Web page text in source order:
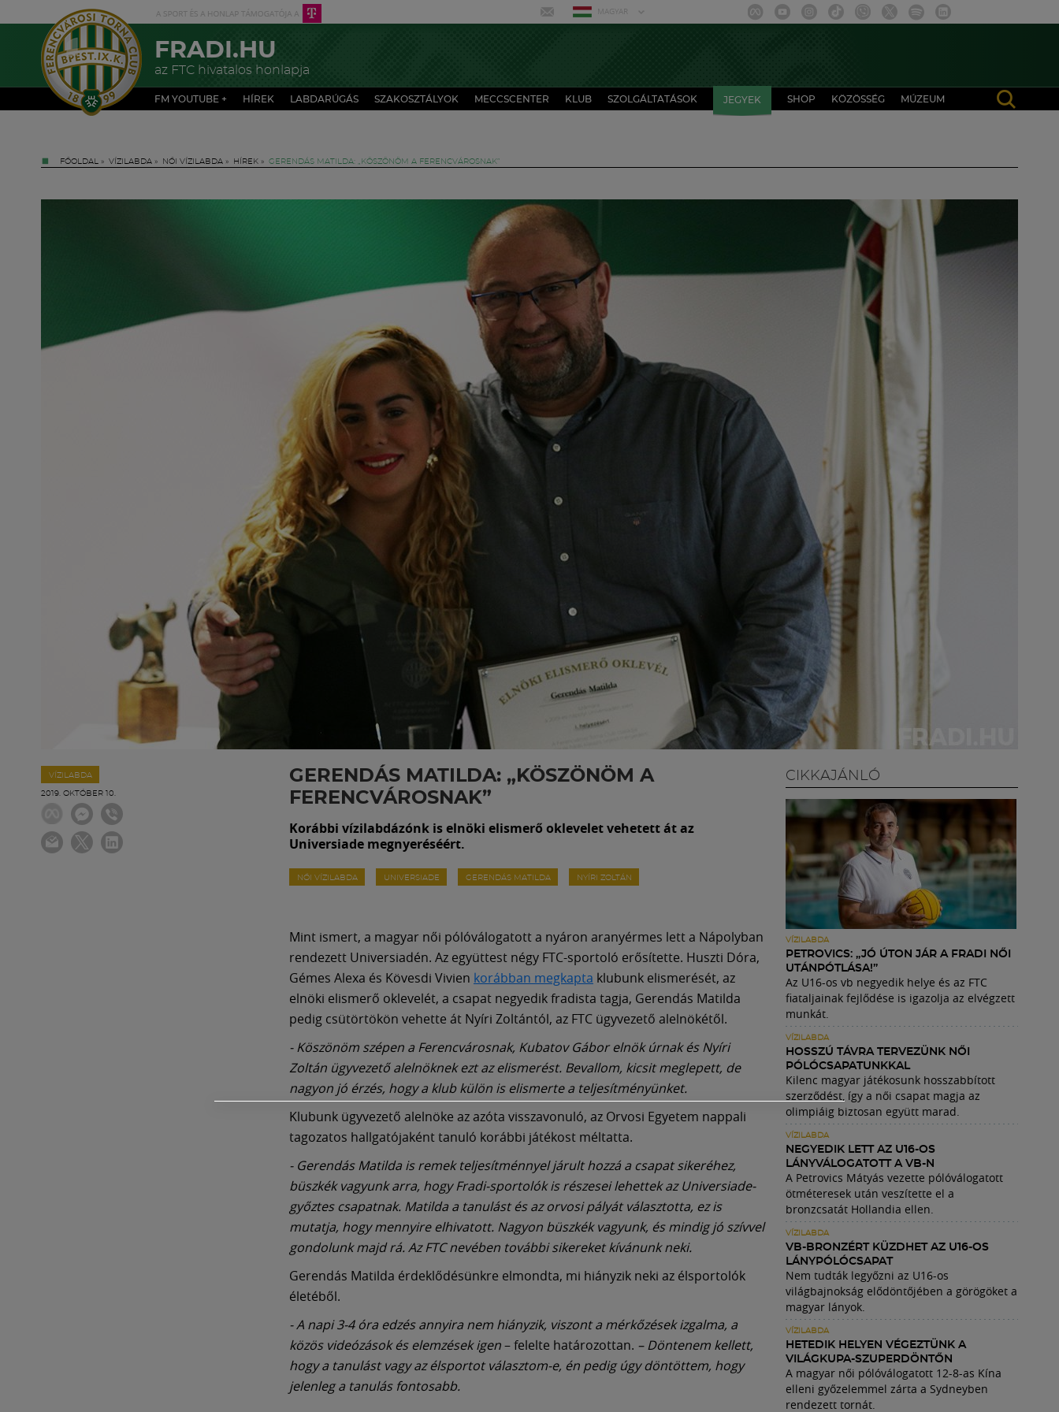
MAGYAR
FRADI.HU
az FTC hivatalos honlapja
FM YOUTUBE + HÍREK LABDARÚGÁS SZAKOSZTÁLYOK MECCSCENTER KLUB SZOLGÁLTATÁSOK JEGYEK SHOP KÖZÖSSÉG MÚZEUM
FŐOLDAL » VÍZILABDA » NŐI VÍZILABDA » HÍREK » GERENDÁS MATILDA: „KÖSZÖNÖM A FERENCVÁROSNAK”
VÍZILABDA
2019. OKTÓBER 10.
GERENDÁS MATILDA: „KÖSZÖNÖM A
FERENCVÁROSNAK”
Korábbi vízilabdázónk is elnöki elismerő oklevelet vehetett át az
Universiade megnyeréséért.
NŐI VÍZILABDA UNIVERSIADE GERENDÁS MATILDA NYÍRI ZOLTÁN
Mint ismert, a magyar női pólóválogatott a nyáron aranyérmes lett a Nápolyban
rendezett Universiadén. Az együttest négy FTC-sportoló erősítette. Huszti Dóra,
Gémes Alexa és Kövesdi Vivien korábban megkapta klubunk elismerését, az
elnöki elismerő oklevelét, a csapat negyedik fradista tagja, Gerendás Matilda
pedig csütörtökön vehette át Nyíri Zoltántól, az FTC ügyvezető alelnökétől.
- Köszönöm szépen a Ferencvárosnak, Kubatov Gábor elnök úrnak és Nyíri
Zoltán ügyvezető alelnöknek ezt az elismerést. Bevallom, kicsit meglepett, de
nagyon jó érzés, hogy a klub külön is elismerte a teljesítményünket.
Klubunk ügyvezető alelnöke az azóta visszavonuló, az Orvosi Egyetem nappali
tagozatos hallgatójaként tanuló korábbi játékost méltatta.
- Gerendás Matilda is remek teljesítménnyel járult hozzá a csapat sikeréhez,
büszkék vagyunk arra, hogy Fradi-sportolók is részesei lehettek az Universiade-
győztes csapatnak. Matilda a tanulást és az orvosi pályát választotta, ez is
mutatja, hogy mennyire elhivatott. Nagyon büszkék vagyunk, és mindig jó szívvel
gondolunk majd rá. Az FTC nevében további sikereket kívánunk neki.
Gerendás Matilda érdeklődésünkre elmondta, mi hiányzik neki az élsportolók
életéből.
- A napi 3-4 óra edzés annyira nem hiányzik, viszont a mérkőzések izgalma, a
közös videózások és elemzések igen– felelte határozottan. – Döntenem kellett,
hogy a tanulást vagy az élsportot választom-e, én pedig úgy döntöttem, hogy
jelenleg a tanulás fontosabb.
CIKKAJÁNLÓ
VÍZILABDA
PETROVICS: „JÓ ÚTON JÁR A FRADI NŐI
UTÁNPÓTLÁSA!”
Az U16-os vb negyedik helye és az FTC
fiataljainak fejlődése is igazolja az elvégzett
munkát.
VÍZILABDA
HOSSZÚ TÁVRA TERVEZÜNK NŐI
PÓLÓCSAPATUNKKAL
Kilenc magyar játékosunk hosszabbított
szerződést, így a női csapat magja az
olimpiáig biztosan együtt marad.
VÍZILABDA
NEGYEDIK LETT AZ U16-OS
LÁNYVÁLOGATOTT A VB-N
A Petrovics Mátyás vezette pólóválogatott
ötméteresek után veszítette el a
bronzcsatát Hollandia ellen.
VÍZILABDA
VB-BRONZÉRT KÜZDHET AZ U16-OS
LÁNYPÓLÓCSAPAT
Nem tudták legyőzni az U16-os
világbajnokság elődöntőjében a görögöket a
magyar lányok.
VÍZILABDA
HETEDIK HELYEN VÉGEZTÜNK A
VILÁGKUPA-SZUPERDÖNTŐN
A magyar női pólóválogatott 12-8-as Kína
elleni győzelemmel zárta a Sydneyben
rendezett tornát.